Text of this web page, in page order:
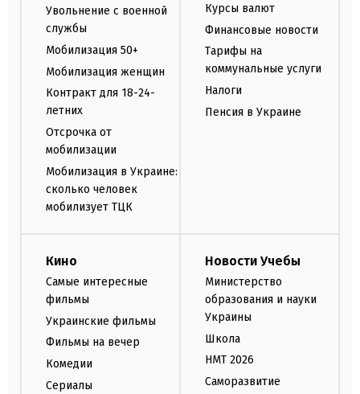
Увольнение с военной
службы
Мобилизация 50+
Мобилизация женщин
Контракт для 18-24-
летних
Отсрочка от
мобилизации
Мобилизация в Украине:
сколько человек
мобилизует ТЦК
Курсы валют
Финансовые новости
Тарифы на
коммунальные услуги
Налоги
Пенсия в Украине
Кино
Самые интересные
фильмы
Украинские фильмы
Фильмы на вечер
Комедии
Сериалы
Новости Учебы
Министерство
образования и науки
Украины
Школа
НМТ 2026
Саморазвитие